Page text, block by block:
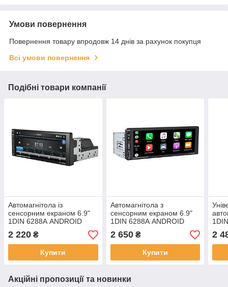
Умови повернення
Повернення товару впродовж 14 днів за рахунок покупця
Всі умови повернення
Подібні товари компанії
Автомагнітола із
сенсорним екраном 6.9"
1DIN 6288А ANDROID
2/32GB із Carplay
2 220 ₴
Купити
Автомагнітола з
сенсорним екраном 6.9"
1DIN 6288А ANDROID
4/64GB з Carplay
2 650₴
Купити
2
Акційні пропозиції та новинки